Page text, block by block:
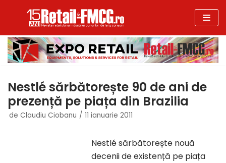
la
conținut
Nestlé sărbătorește 90 de ani de
prezență pe piața din Brazilia
de Claudiu Ciobanu 11 ianuarie 2011
Nestlé sărbătorește nouă
decenii de existență pe piața